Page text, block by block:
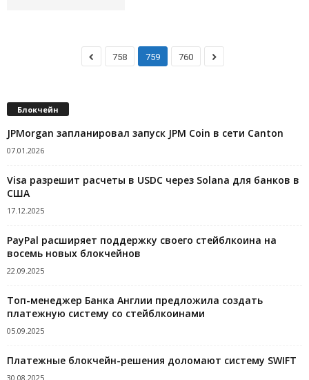
758 759 760
Блокчейн
JPMorgan запланировал запуск JPM Coin в сети Canton
07.01.2026
Visa разрешит расчеты в USDC через Solana для банков в
США
17.12.2025
PayPal расширяет поддержку своего стейблкоина на
восемь новых блокчейнов
22.09.2025
Топ-менеджер Банка Англии предложила создать
платежную систему со стейблкоинами
05.09.2025
Платежные блокчейн-решения доломают систему SWIFT
30.08.2025